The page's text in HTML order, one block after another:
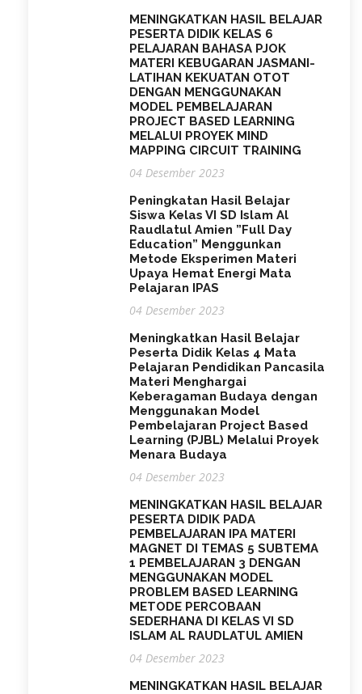
MENINGKATKAN HASIL BELAJAR
PESERTA DIDIK KELAS 6
PELAJARAN BAHASA PJOK
MATERI KEBUGARAN JASMANI-
LATIHAN KEKUATAN OTOT
DENGAN MENGGUNAKAN
MODEL PEMBELAJARAN
PROJECT BASED LEARNING
MELALUI PROYEK MIND
MAPPING CIRCUIT TRAINING
04 Desember 2023
Peningkatan Hasil Belajar
Siswa Kelas VI SD Islam Al
Raudlatul Amien ”Full Day
Education” Menggunkan
Metode Eksperimen Materi
Upaya Hemat Energi Mata
Pelajaran IPAS
04 Desember 2023
Meningkatkan Hasil Belajar
Peserta Didik Kelas 4 Mata
Pelajaran Pendidikan Pancasila
Materi Menghargai
Keberagaman Budaya dengan
Menggunakan Model
Pembelajaran Project Based
Learning (PJBL) Melalui Proyek
Menara Budaya
04 Desember 2023
MENINGKATKAN HASIL BELAJAR
PESERTA DIDIK PADA
PEMBELAJARAN IPA MATERI
MAGNET DI TEMAS 5 SUBTEMA
1 PEMBELAJARAN 3 DENGAN
MENGGUNAKAN MODEL
PROBLEM BASED LEARNING
METODE PERCOBAAN
SEDERHANA DI KELAS VI SD
ISLAM AL RAUDLATUL AMIEN
04 Desember 2023
MENINGKATKAN HASIL BELAJAR